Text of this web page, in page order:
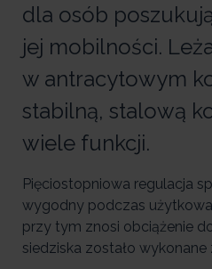
dla osób
jej mobilności.
w antracytowym
stabilną, stalową
wiele funkcji.
Pięciostopniowa regulacja
wygodny podczas
przy tym znosi obciążenie
siedziska zostało